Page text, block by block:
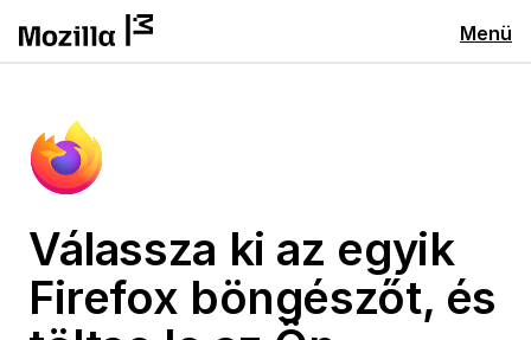
Menü
Válassza ki az egyik
Firefox böngészőt, és